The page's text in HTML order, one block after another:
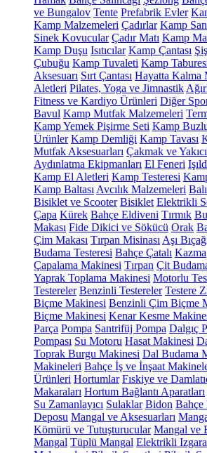
ve Bungalov Tente Prefabrik Evler
Kamp Malzemeleri Çadırlar Kamp
Sinek Kovucular Çadır Matı Kamp
Kamp Duşu Isıtıcılar Kamp Çantası
Çubuğu Kamp Tuvaleti Kamp
Aksesuarı Sırt Çantası Hayatta Kalma
Aletleri Pilates, Yoga ve Jimnastik
Fitness ve Kardiyo Ürünleri Diğer
Bavul Kamp Mutfak Malzemeleri
Kamp Yemek Pişirme Seti Kamp
Ürünler Kamp Demliği Kamp Tavası
Mutfak Aksesuarları Çakmak ve
Aydınlatma Ekipmanları El Feneri
Kamp El Aletleri Kamp Testeresi
Kamp Baltası Avcılık Malzemeleri
Bisiklet ve Scooter Bisiklet Elektrikli
Çapa Kürek Bahçe Eldiveni Tırmık
Makası Fide Dikici ve Sökücü Orak
Çim Makası Tırpan Misinası Aşı
Budama Testeresi Bahçe Çatalı Kazma
Çapalama Makinesi Tırpan Çit
Yaprak Toplama Makinesi Motorlu
Testereler Benzinli Testereler Testere
Biçme Makinesi Benzinli Çim Biçme
Biçme Makinesi Kenar Kesme
Parça Pompa Santrifüj Pompa Dalgıç
Pompası Su Motoru Hasat Makinesi
Toprak Burgu Makinesi Dal Budama
Makineleri Bahçe İş ve İnşaat
Ürünleri Hortumlar Fıskiye ve
Makaraları Hortum Bağlantı Aparatları
Su Zamanlayıcı Sulaklar Bidon Bahçe
Deposu Mangal ve Aksesuarları
Kömürü ve Tutuşturucular Mangal ve
Mangal Tüplü Mangal Elektrikli Izgara